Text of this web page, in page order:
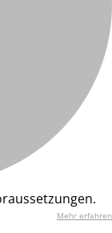
Mehr erfahren